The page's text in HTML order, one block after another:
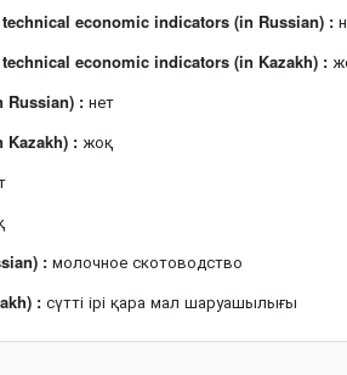
economic indicators (in Russian) :
economic indicators (in Kazakh) :
Russian) : нет
Kazakh) : жоқ
: молочное скотоводство
: сүтті ірі қара мал шаруашылығы